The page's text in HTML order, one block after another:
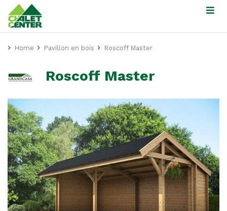
Home Pavillon en bois Roscoff Master
Roscoff Master